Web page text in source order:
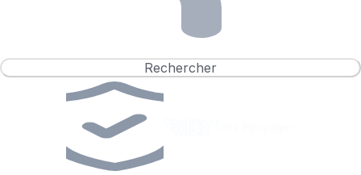
Rechercher